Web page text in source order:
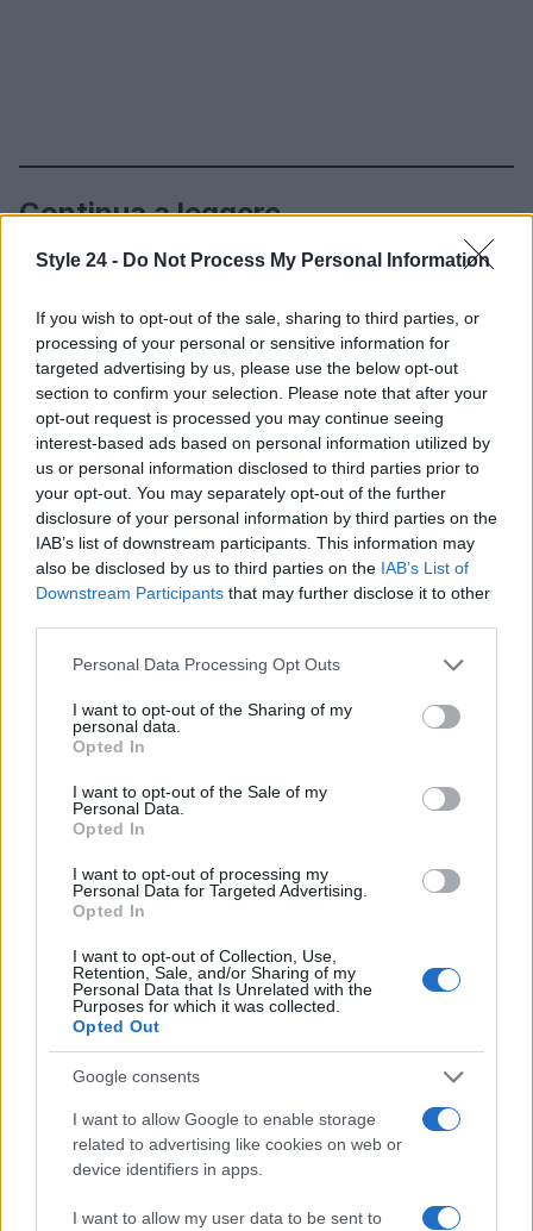
Style 24 - Do Not Process My Personal Information
If you wish to opt-out of the sale, sharing to third parties, or
processing of your personal or sensitive information for
targeted advertising by us, please use the below opt-out
section to confirm your selection. Please note that after your
opt-out request is processed you may continue seeing
interest-based ads based on personal information utilized by
us or personal information disclosed to third parties prior to
your opt-out. You may separately opt-out of the further
disclosure of your personal information by third parties on the
IAB’s list of downstream participants. This information may
also be disclosed by us to third parties on the IAB’s List of
Downstream Participants that may further disclose it to other
Please note that this website/app uses one or more Google
not limited to your visit or usage behaviour. You may click to
grant or deny consent to Google and its third-party tags to
use your data for below specified purposes in below Google
consent section.
Personal Data Processing Opt Outs
I want to opt-out of the Sharing of my
personal data.
Opted In
I want to opt-out of the Sale of my
Personal Data.
Opted In
I want to opt-out of processing my
Personal Data for Targeted Advertising.
Opted In
I want to opt-out of Collection, Use,
Retention, Sale, and/or Sharing of my
Personal Data that Is Unrelated with the
Purposes for which it was collected.
Opted Out
Google consents
I want to allow Google to enable storage
related to advertising like cookies on web or
device identifiers in apps.
I want to allow my user data to be sent to
Continua a leggere
LIFESTYLE
Guida step-by-step per un’immagine pubblica
credibile e glam
Camilla Fiore · 9 Ago 2026
ALIMENTAZIONE
Nutrienti amici del cervello: omega-3, polifenoli e
Camilla Fiore · 9 Ago 2026
SALUTE